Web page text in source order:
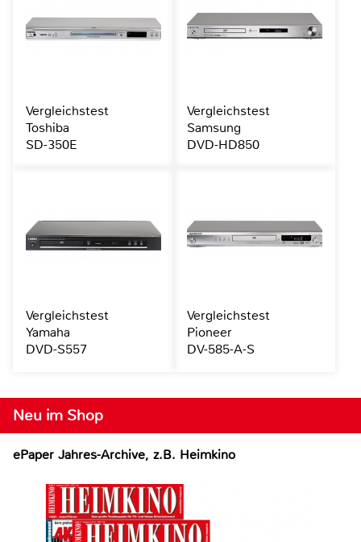
Neu im Shop
ePaper Jahres-Archive, z.B. Heimkino
Vergleichstest
Toshiba
SD-350E
Vergleichstest
Samsung
DVD-HD850
Vergleichstest
Yamaha
DVD-S557
Vergleichstest
Pioneer
DV-585-A-S